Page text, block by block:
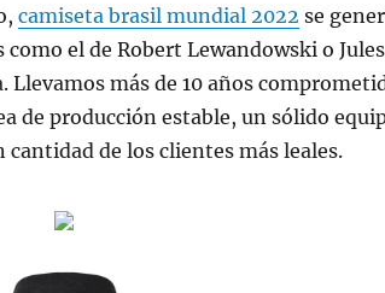
camiseta brasil mundial 2022 se
el de Robert Lewandowski o Jules
Llevamos más de 10 años
de producción estable, un sólido
de los clientes más leales.